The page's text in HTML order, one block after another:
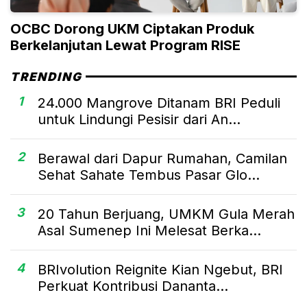
OCBC Dorong UKM Ciptakan Produk
Berkelanjutan Lewat Program RISE
TRENDING
1
24.000 Mangrove Ditanam BRI Peduli
untuk Lindungi Pesisir dari An...
2
Berawal dari Dapur Rumahan, Camilan
Sehat Sahate Tembus Pasar Glo...
3
20 Tahun Berjuang, UMKM Gula Merah
Asal Sumenep Ini Melesat Berka...
4
BRIvolution Reignite Kian Ngebut, BRI
Perkuat Kontribusi Dananta...